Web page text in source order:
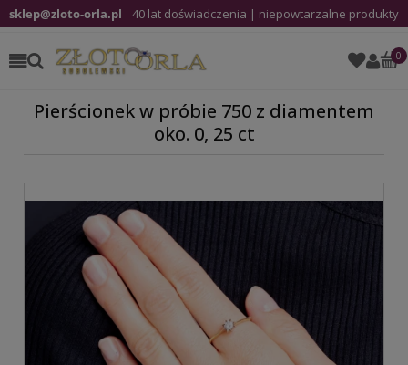
sklep@zloto-orla.pl 40 lat doświadczenia | niepowtarzalne produkty
Pierścionek w próbie 750 z diamentem
oko. 0, 25 ct